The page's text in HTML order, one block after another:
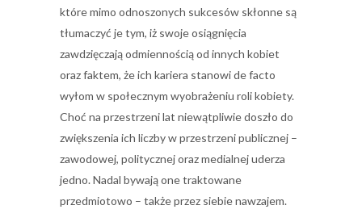
które mimo odnoszonych sukcesów skłonne są
tłumaczyć je tym, iż swoje osiągnięcia
zawdzięczają odmiennością od innych kobiet
oraz faktem, że ich kariera stanowi de facto
wyłom w społecznym wyobrażeniu roli kobiety.
Choć na przestrzeni lat niewątpliwie doszło do
zwiększenia ich liczby w przestrzeni publicznej –
zawodowej, politycznej oraz medialnej uderza
jedno. Nadal bywają one traktowane
przedmiotowo – także przez siebie nawzajem.